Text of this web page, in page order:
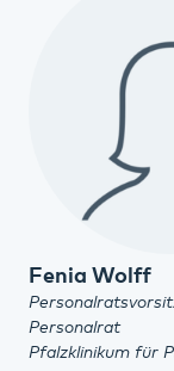
Fenia Wolff
Personalrat
Pfalzklinikum für